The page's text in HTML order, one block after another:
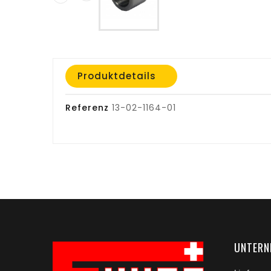
Produktdetails
Referenz 13-02-1164-01